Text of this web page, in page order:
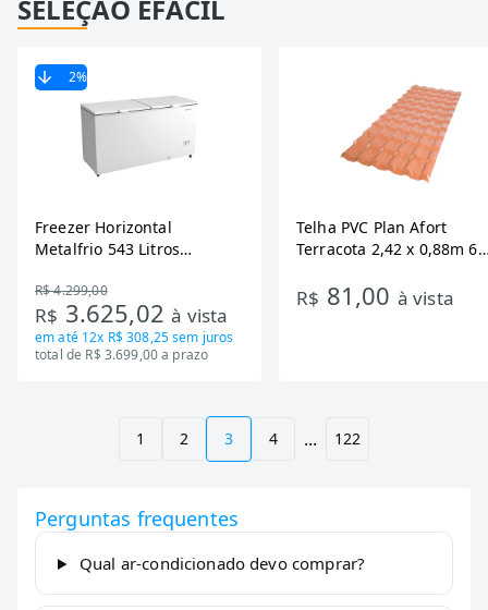
SELEÇÃO EFÁCIL
2%
Freezer Horizontal
Metalfrio 543 Litros
Tecnologia Inverter, Branco,
Bivolt
R$ 4.299,00
R$ 3.625,02à vista
em até 12x R$ 308,25sem juros
total de R$ 3.699,00 a prazo
Telha PVC Plan Afort
Terracota 2,42 x 0,88m 6
R$ 81,00 à vista
1 2 3 4 ... 122
Perguntas frequentes
Qual ar-condicionado devo comprar?